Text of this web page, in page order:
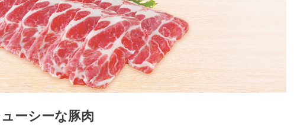
ーシーな豚肉